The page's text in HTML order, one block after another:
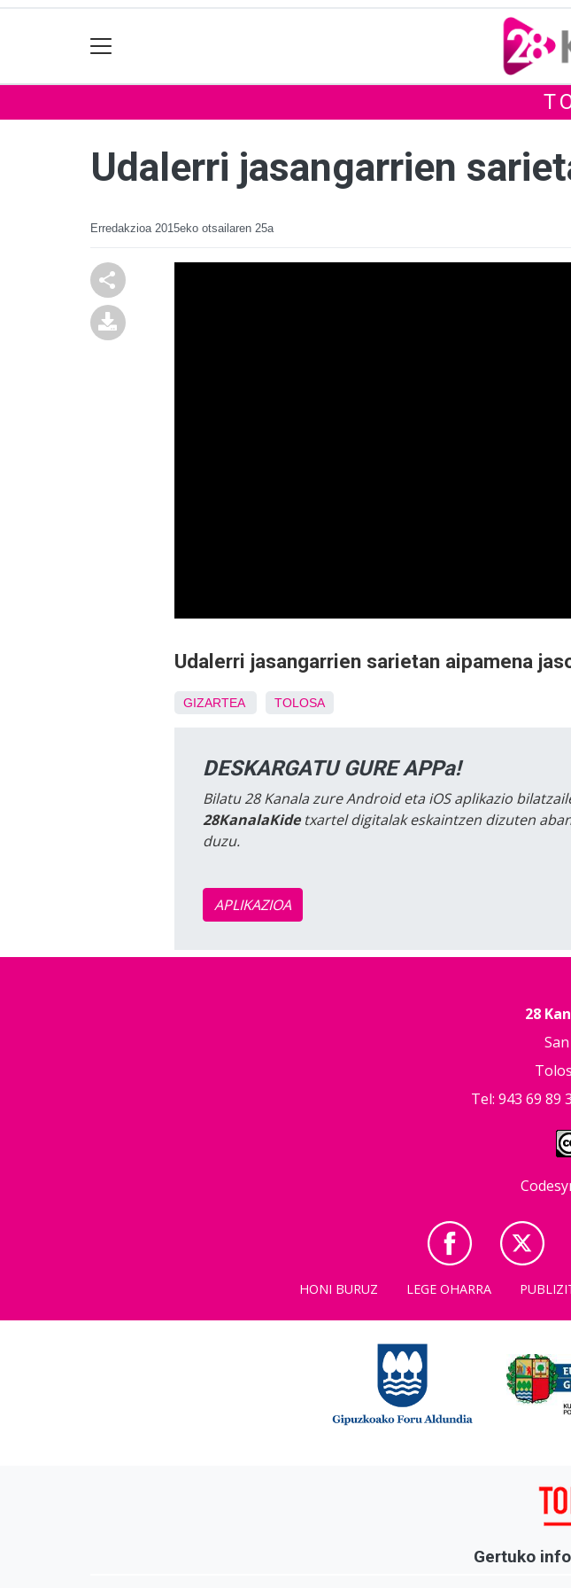
Udalerri jasangarrien
Erredakzioa 2015eko otsailaren 25a
Udalerri jasangarrien sarietan aipamena
GIZARTEA TOLOSA
DESKARGATU GURE APPa!
Bilatu 28 Kanala zure Android eta iOS aplikazio
28KanalaKidetxartel digitalak eskaintzen dizuten
duzu.
APLIKAZIOA
28
Tel: 943 69 89
HONI BURUZ LEGE OHARRA
Gertuko